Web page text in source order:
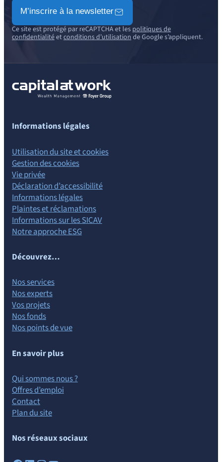
M’inscrire à la newsletter
Ce site est protégé par reCAPTCHA et les politiques de
confidentialitéetconditions d’utilisation de Google s’appliquent.
Informations légales
Utilisation du site et cookies
Gestion des cookies
Vie privée
Déclaration d’accessibilité
Informations légales
Plaintes et réclamations
Informations sur les SICAV
Notre approche ESG
Découvrez…
Nos services
Nos experts
Vos projets
Nos fonds
Nos points de vue
En savoir plus
Qui sommes nous ?
Offres d’emploi
Contact
Plan du site
Nos réseaux sociaux